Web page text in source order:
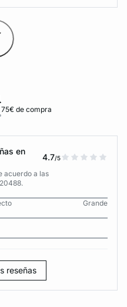
de compra
en
4.7/5
acuerdo a las
Grande
reseñas